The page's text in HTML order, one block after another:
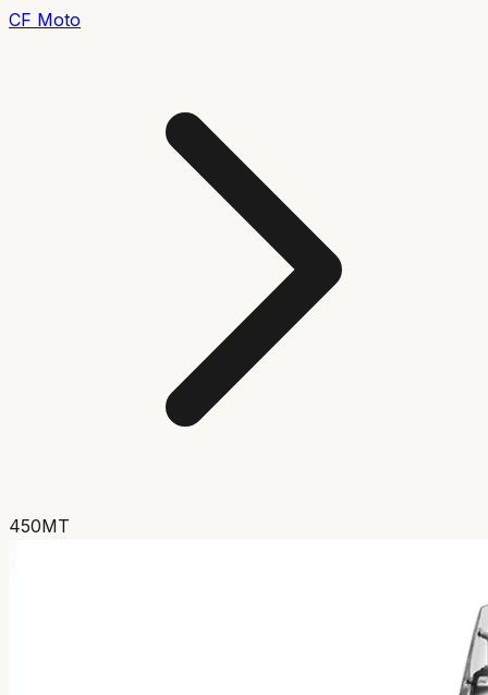
CF Moto
450MT